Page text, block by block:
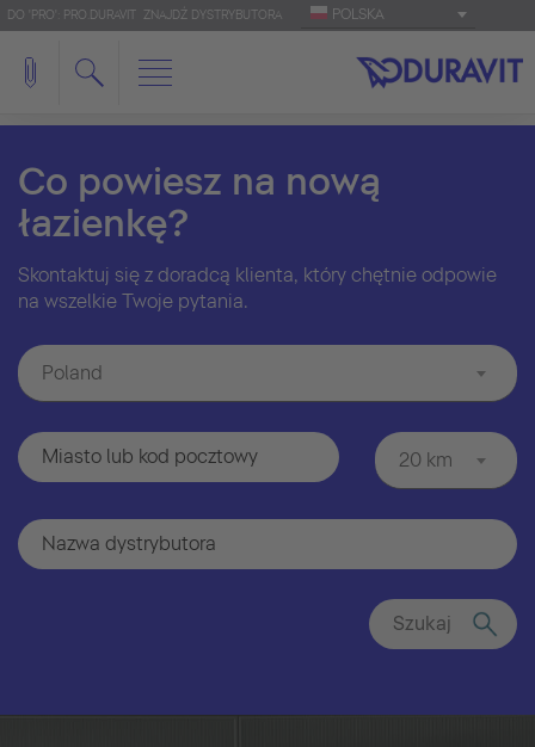
DO 'PRO': PRO.DURAVIT ZNAJDŹ DYSTRYBUTORA POLSKA
Co powiesz na nową
łazienkę?
Skontaktuj się z doradcą klienta, który chętnie odpowie
na wszelkie Twoje pytania.
Poland
20 km
Szukaj